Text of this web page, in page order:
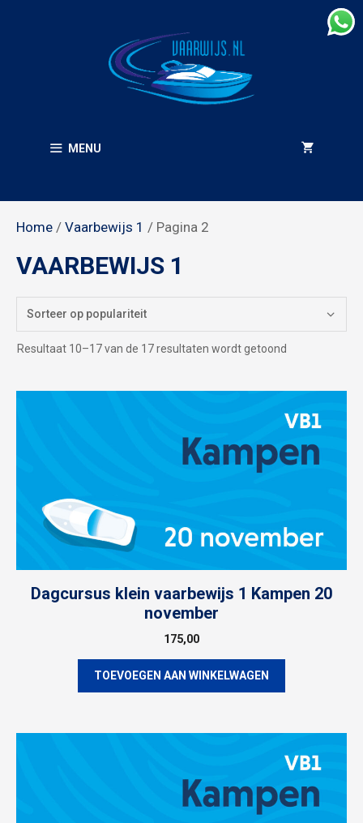
MENU
Home / Vaarbewijs 1 / Pagina 2
VAARBEWIJS 1
Resultaat 10–17 van de 17 resultaten wordt getoond
Dagcursus klein vaarbewijs 1 Kampen 20
november
175,00
TOEVOEGEN AAN WINKELWAGEN